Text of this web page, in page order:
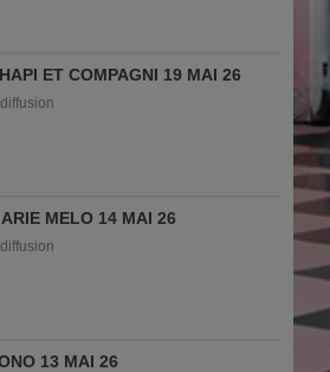
ET COMPAGNI 19 MAI 26
MELO 14 MAI 26
13 MAI 26